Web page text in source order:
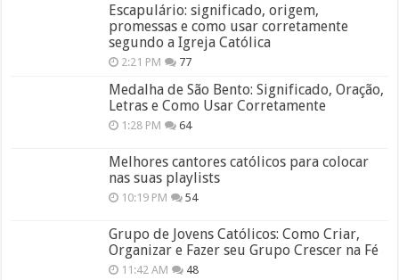
Escapulário: significado, origem,
promessas e como usar corretamente
segundo a Igreja Católica
2:21 PM 77
Medalha de São Bento: Significado, Oração,
Letras e Como Usar Corretamente
1:28 PM 64
Melhores cantores católicos para colocar
nas suas playlists
10:19 PM 54
Grupo de Jovens Católicos: Como Criar,
Organizar e Fazer seu Grupo Crescer na Fé
11:42 AM 48